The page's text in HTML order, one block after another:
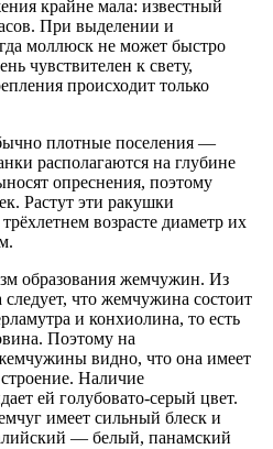
крайне мала: известный
При выделении и
моллюск не может быстро
чувствителен к свету,
происходит только
плотные поселения —
располагаются на глубине
опреснения, поэтому
Растут эти ракушки
возрасте диаметр их
образования жемчужин. Из
что жемчужина состоит
и конхиолина, то есть
Поэтому на
видно, что она имеет
Наличие
ей голубовато-серый цвет.
имеет сильный блеск и
— белый, панамский